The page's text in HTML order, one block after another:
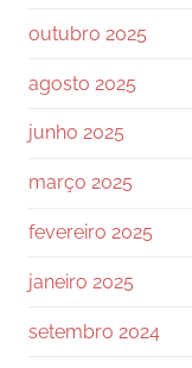
outubro 2025
agosto 2025
junho 2025
março 2025
fevereiro 2025
janeiro 2025
setembro 2024